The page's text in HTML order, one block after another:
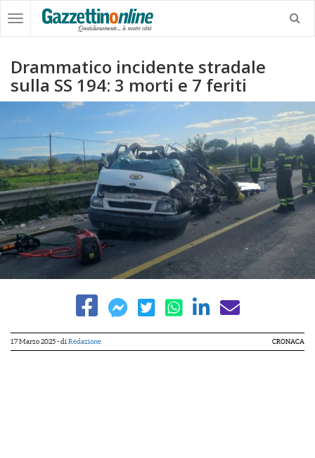
Drammatico incidente stradale
sulla SS 194: 3 morti e 7 feriti
17 Marzo 2025- di Redazione CRONACA